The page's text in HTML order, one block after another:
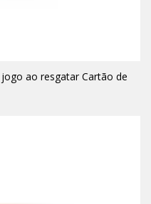
ao resgatar Cartão de